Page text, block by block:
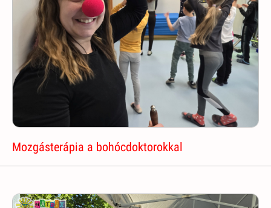
Mozgásterápia a bohócdoktorokkal